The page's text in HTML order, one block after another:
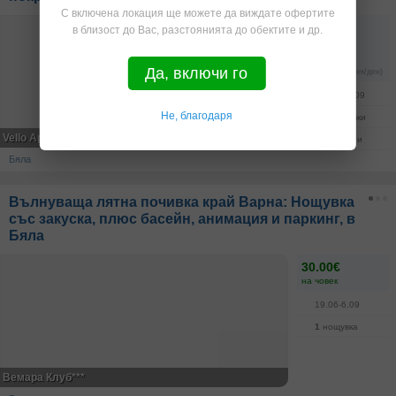
85.00€
17.07-13.09
нощувки
грабнати
-11%
Vello Apartments
Бяла
Вълнуваща лятна почивка край Варна: Нощувка
със закуска, плюс басейн, анимация и паркинг, в
Бяла
30.00€
на човек
19.06-6.09
1 нощувка
Вемара Клуб***
С включена локация ще можете да виждате офертите
в близост до Вас, разстоянията до обектите и др.
Да, включи го
Не, благодаря